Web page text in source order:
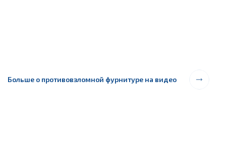
Больше о противовзломной фурнитуре на видео